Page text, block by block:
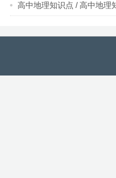
高中地理知识点 / 高中地理